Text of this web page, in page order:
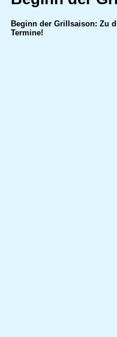
Beginn der Grillsaison: Zu
Termine!